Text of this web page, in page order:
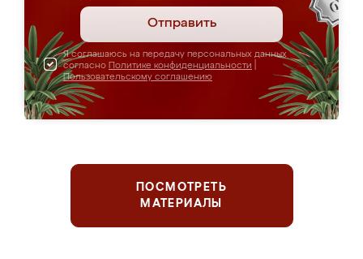
Отправить
Я соглашаюсь на передачу персональных данных
согласно Политике конфиденциальности
Пользовательскому соглашению
ПОСМОТРЕТЬ
МАТЕРИАЛЫ